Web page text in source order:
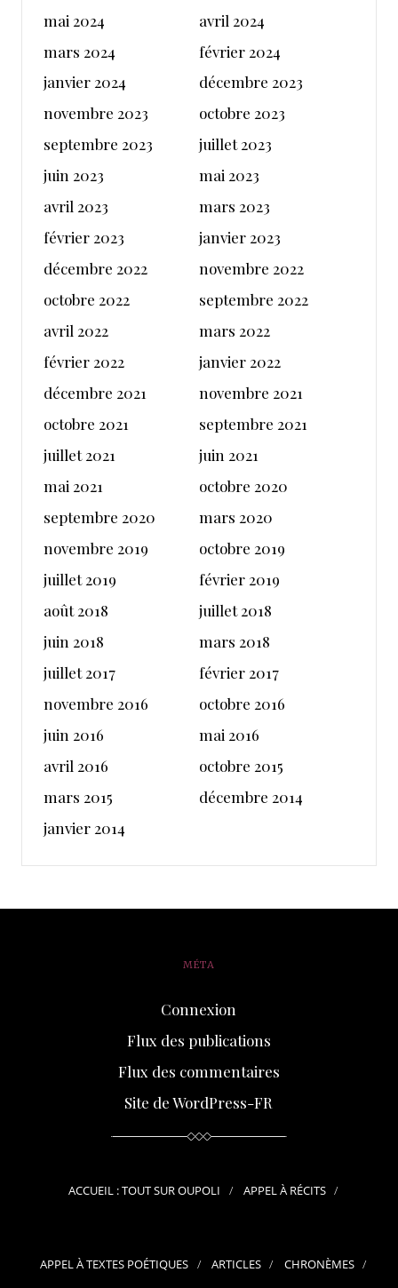
mai 2024
avril 2024
mars 2024
février 2024
janvier 2024
décembre 2023
novembre 2023
octobre 2023
septembre 2023
juillet 2023
juin 2023
mai 2023
avril 2023
mars 2023
février 2023
janvier 2023
décembre 2022
novembre 2022
octobre 2022
septembre 2022
avril 2022
mars 2022
février 2022
janvier 2022
décembre 2021
novembre 2021
octobre 2021
septembre 2021
juillet 2021
juin 2021
mai 2021
octobre 2020
septembre 2020
mars 2020
novembre 2019
octobre 2019
juillet 2019
février 2019
août 2018
juillet 2018
juin 2018
mars 2018
juillet 2017
février 2017
novembre 2016
octobre 2016
juin 2016
mai 2016
avril 2016
octobre 2015
mars 2015
décembre 2014
janvier 2014
MÉTA
Connexion
Flux des publications
Flux des commentaires
Site de WordPress-FR
ACCUEIL : TOUT SUR OUPOLI APPEL À RÉCITS
APPEL À TEXTES POÉTIQUES ARTICLES CHRONÈMES